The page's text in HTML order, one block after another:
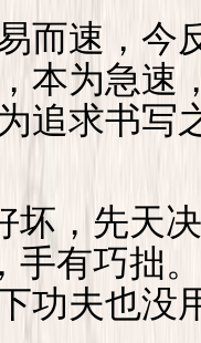
速，今
本为急速
追求书写
，先天决
手有巧拙
功夫也没